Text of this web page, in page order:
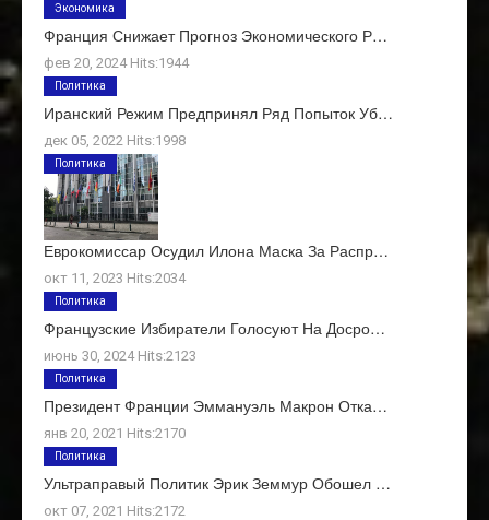
Франция Снижает Прогноз Экономического Р…
фев 20, 2024 Hits:1944
Экономика
Иранский Режим Предпринял Ряд Попыток Уб…
дек 05, 2022 Hits:1998
Политика
Еврокомиссар Осудил Илона Маска За Распр…
окт 11, 2023 Hits:2034
Политика
Французские Избиратели Голосуют На Досро…
июнь 30, 2024 Hits:2123
Политика
Президент Франции Эммануэль Макрон Отка…
янв 20, 2021 Hits:2170
Политика
Ультраправый Политик Эрик Земмур Обошел …
окт 07, 2021 Hits:2172
Политика